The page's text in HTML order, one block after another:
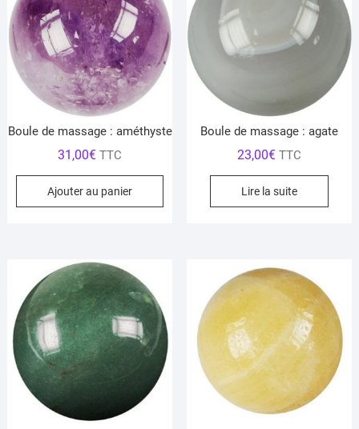
Boule de massage : améthyste
31,00€ TTC
Ajouter au panier
Boule de massage : agate
23,00€ TTC
Lire la suite